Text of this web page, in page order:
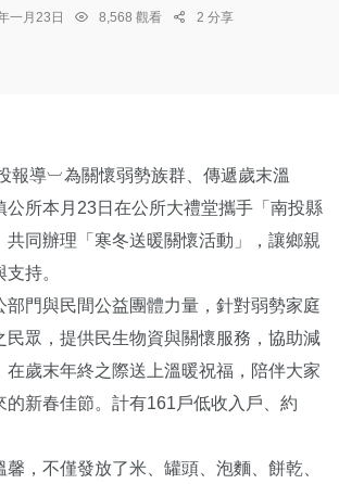
一月23日 8,568 觀看 2 分享
報導︺為關懷弱勢族群、傳遞歲末溫
公所本月23日在公所大禮堂攜手「南投縣
共同辦理「寒冬送暖關懷活動」，讓鄉親
持。
門與民間公益團體力量，針對弱勢家庭
民眾，提供民生物資與關懷服務，協助減
在歲末年終之際送上溫暖祝福，陪伴大家
的新春佳節。計有161戶低收入戶、約
，不僅發放了米、罐頭、泡麵、餅乾、